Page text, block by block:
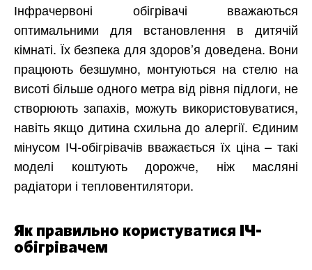
Інфрачервоні обігрівачі вважаються
оптимальними для встановлення в дитячій
кімнаті. Їх безпека для здоров’я доведена. Вони
працюють безшумно, монтуються на стелю на
висоті більше одного метра від рівня підлоги, не
створюють запахів, можуть використовуватися,
навіть якщо дитина схильна до алергії. Єдиним
мінусом ІЧ-обігрівачів вважається їх ціна – такі
моделі коштують дорожче, ніж масляні
радіатори і тепловентилятори.
Як правильно користуватися ІЧ-
обігрівачем